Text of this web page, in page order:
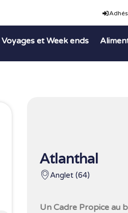
Voyages et Week ends
Atlanthal
Anglet (64)
Un Cadre Propice au